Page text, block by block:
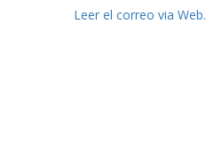
Leer el correo via Web.